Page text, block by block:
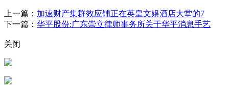
上一篇： 加速财产集群效应铺正在英皇文娱酒店大堂的7
下一篇： 华平股份:广东崇立律师事务所关于华平消息手艺
关闭